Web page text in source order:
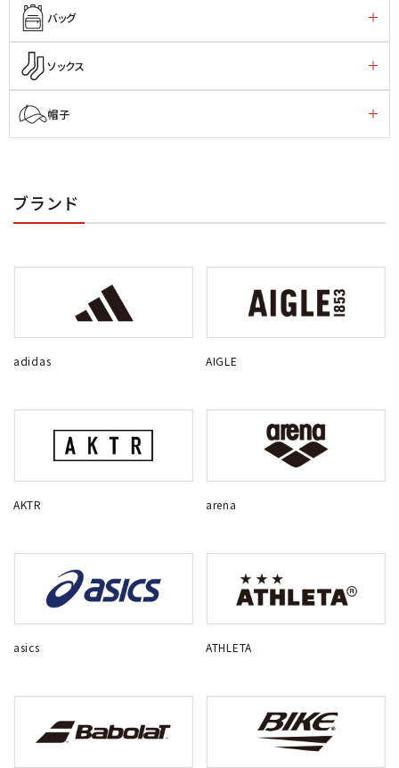
バッグ
ソックス
帽子
ブランド
adidas AIGLE
AKTR arena
asics ATHLETA